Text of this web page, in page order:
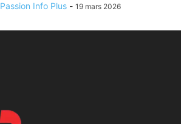
Passion Info Plus - 19 mars 2026